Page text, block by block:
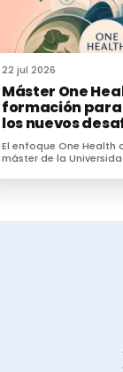
22 jul 2026
Máster One
formación
los nuevos
sanitarios en
El enfoque One Health
máster de la
zoonosis, resistencias e